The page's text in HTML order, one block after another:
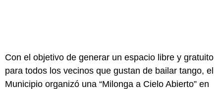
Con el objetivo de generar un espacio libre y gratuito
para todos los vecinos que gustan de bailar tango, el
Municipio organizó una “Milonga a Cielo Abierto” en